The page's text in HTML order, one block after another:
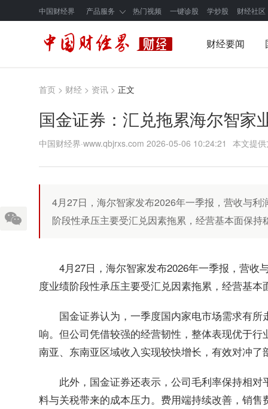
中国财经界 产品服务 热门视频 一键诊股 学炒股 财经社区
财经要闻
首页 > 财经 > 资讯 > 正文
国金证券：汇兑拖累海尔智家
中国财经界·www.qbjrxs.com 2026-05-06 10:24:21 本文提
4月27日，海尔智家发布2026年一季报，营收与
阶段性承压主要受汇兑因素拖累，经营基本面保
4月27日，海尔智家发布2026年一季报，营
度业绩阶段性承压主要受汇兑因素拖累，经营基
国金证券认为，一季度国内家电市场需求有
响。但公司凭借较强的经营韧性，整体表现优于
南亚、东南亚区域收入实现较快增长，有效对冲了
此外，国金证券还表示，公司毛利率保持相
料与关税带来的成本压力。费用端持续改善，销